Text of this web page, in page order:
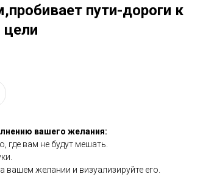
пути-дороги к
вашего желания:
где вам не будут мешать.
вашем желании и визуализируйте его.